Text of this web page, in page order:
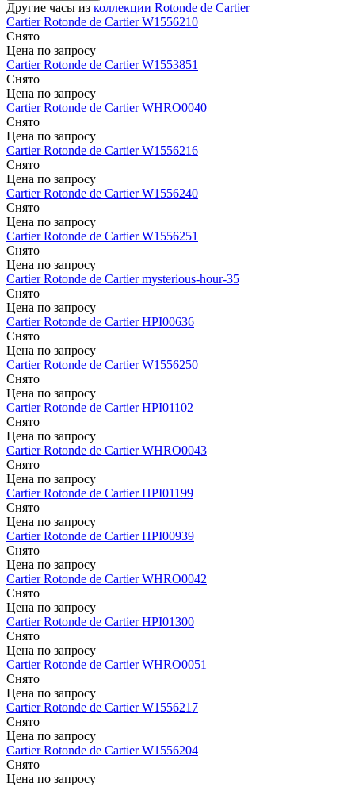
Другие часы из коллекции Rotonde de Cartier
CartierRotonde de CartierW1556210
Снято
Цена по запросу
CartierRotonde de CartierW1553851
Снято
Цена по запросу
CartierRotonde de CartierWHRO0040
Снято
Цена по запросу
CartierRotonde de CartierW1556216
Снято
Цена по запросу
CartierRotonde de CartierW1556240
Снято
Цена по запросу
CartierRotonde de CartierW1556251
Снято
Цена по запросу
CartierRotonde de Cartiermysterious-hour-35
Снято
Цена по запросу
CartierRotonde de CartierHPI00636
Снято
Цена по запросу
CartierRotonde de CartierW1556250
Снято
Цена по запросу
CartierRotonde de CartierHPI01102
Снято
Цена по запросу
CartierRotonde de CartierWHRO0043
Снято
Цена по запросу
CartierRotonde de CartierHPI01199
Снято
Цена по запросу
CartierRotonde de CartierHPI00939
Снято
Цена по запросу
CartierRotonde de CartierWHRO0042
Снято
Цена по запросу
CartierRotonde de CartierHPI01300
Снято
Цена по запросу
CartierRotonde de CartierWHRO0051
Снято
Цена по запросу
CartierRotonde de CartierW1556217
Снято
Цена по запросу
CartierRotonde de CartierW1556204
Снято
Цена по запросу